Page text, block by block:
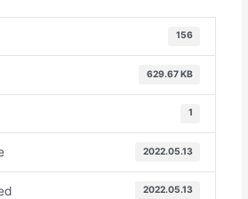
156
629.67 KB
1
2022.05.13
2022.05.13